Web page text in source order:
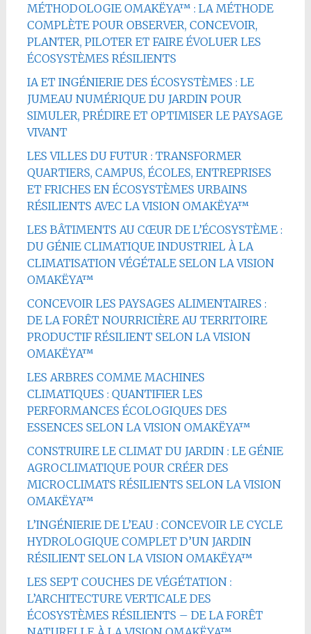
MÉTHODOLOGIE OMAKËYA™ : LA MÉTHODE
COMPLÈTE POUR OBSERVER, CONCEVOIR,
PLANTER, PILOTER ET FAIRE ÉVOLUER LES
ÉCOSYSTÈMES RÉSILIENTS
IA ET INGÉNIERIE DES ÉCOSYSTÈMES : LE
JUMEAU NUMÉRIQUE DU JARDIN POUR
SIMULER, PRÉDIRE ET OPTIMISER LE PAYSAGE
VIVANT
LES VILLES DU FUTUR : TRANSFORMER
QUARTIERS, CAMPUS, ÉCOLES, ENTREPRISES
ET FRICHES EN ÉCOSYSTÈMES URBAINS
RÉSILIENTS AVEC LA VISION OMAKËYA™
LES BÂTIMENTS AU CŒUR DE L’ÉCOSYSTÈME :
DU GÉNIE CLIMATIQUE INDUSTRIEL À LA
CLIMATISATION VÉGÉTALE SELON LA VISION
OMAKËYA™
CONCEVOIR LES PAYSAGES ALIMENTAIRES :
DE LA FORÊT NOURRICIÈRE AU TERRITOIRE
PRODUCTIF RÉSILIENT SELON LA VISION
OMAKËYA™
LES ARBRES COMME MACHINES
CLIMATIQUES : QUANTIFIER LES
PERFORMANCES ÉCOLOGIQUES DES
ESSENCES SELON LA VISION OMAKËYA™
CONSTRUIRE LE CLIMAT DU JARDIN : LE GÉNIE
AGROCLIMATIQUE POUR CRÉER DES
MICROCLIMATS RÉSILIENTS SELON LA VISION
OMAKËYA™
L’INGÉNIERIE DE L’EAU : CONCEVOIR LE CYCLE
HYDROLOGIQUE COMPLET D’UN JARDIN
RÉSILIENT SELON LA VISION OMAKËYA™
LES SEPT COUCHES DE VÉGÉTATION :
L’ARCHITECTURE VERTICALE DES
ÉCOSYSTÈMES RÉSILIENTS – DE LA FORÊT